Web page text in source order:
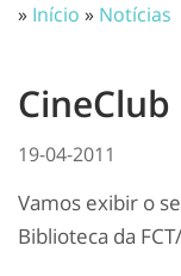
» Início » Notícias
19-04-2011
Vamos exibir o
Biblioteca da